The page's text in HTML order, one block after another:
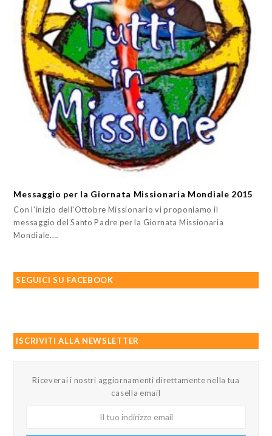
Messaggio per la Giornata Missionaria Mondiale 2015
Con l'inizio dell'Ottobre Missionario vi proponiamo il
messaggio del Santo Padre per la Giornata Missionaria
Mondiale.…
SEGUICI SU FACEBOOK
ISCRIVITI ALLA NEWSLETTER
Riceverai i nostri aggiornamenti direttamente nella tua
casella email